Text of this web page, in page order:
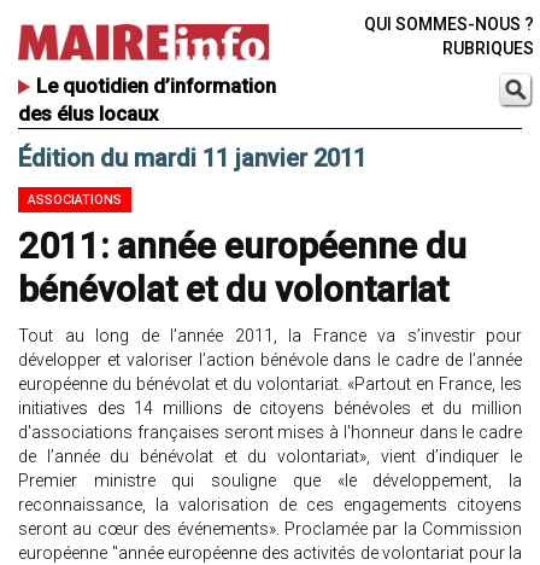
Le quotidien d’information
des élus locaux
QUI SOMMES-NOUS ?
RUBRIQUES
Édition du mardi 11 janvier 2011
ASSOCIATIONS
2011: année européenne du
bénévolat et du volontariat
Tout au long de l’année 2011, la France va s’investir pour
développer et valoriser l’action bénévole dans le cadre de l’année
européenne du bénévolat et du volontariat. «Partout en France, les
initiatives des 14 millions de citoyens bénévoles et du million
d'associations françaises seront mises à l'honneur dans le cadre
de l’année du bénévolat et du volontariat», vient d’indiquer le
Premier ministre qui souligne que «le développement, la
reconnaissance, la valorisation de ces engagements citoyens
seront au cœur des événements». Proclamée par la Commission
européenne "année européenne des activités de volontariat pour la